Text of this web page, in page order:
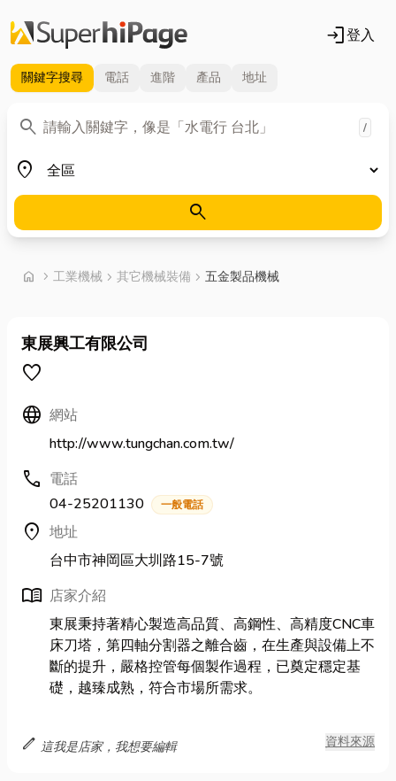
login登入
關鍵字搜尋 電話 進階 產品 地址
search
關鍵字 /
place
地區
search
home chevron_right 首頁
工業機械 chevron_right 其它機械裝備 chevron_right 五金製品機械
東展興工有限公司
favorite
Language 網站
http://www.tungchan.com.tw/
call 電話
04-25201130
一般電話
location_on 地址
台中市神岡區大圳路15-7號
menu_book 店家介紹
東展秉持著精心製造高品質、高鋼性、高精度CNC車
床刀塔，第四軸分割器之離合齒，在生產與設備上不
斷的提升，嚴格控管每個製作過程，已奠定穩定基
礎，越臻成熟，符合市場所需求。
edit 這我是店家，我想要編輯 資料來源